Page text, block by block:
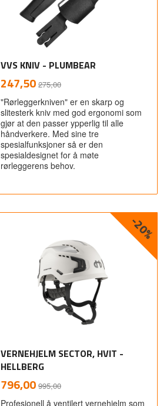
VVS KNIV - PLUMBEAR
Tilbud
247,50 275,00mva.
"Rørleggerkniven" er en skarp og
slitesterk kniv med god ergonomi som
gjør at den passer ypperlig til alle
håndverkere. Med sine tre
spesialfunksjoner så er den
spesialdesignet for å møte
rørleggerens behov.
VERNEHJELM SECTOR, HVIT -
HELLBERG
Tilbud
796,00 995,00
-20%
mva.
Profesjonell å ventilert vernehjelm som